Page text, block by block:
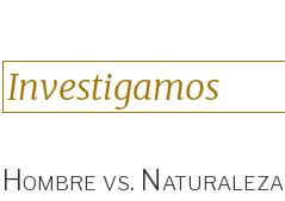
Investigamos
Hombre vs. Naturaleza